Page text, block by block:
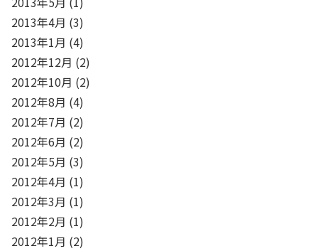
2013年4月 (3)
2013年1月 (4)
2012年12月 (2)
2012年10月 (2)
2012年8月 (4)
2012年7月 (2)
2012年6月 (2)
2012年5月 (3)
2012年4月 (1)
2012年3月 (1)
2012年2月 (1)
2012年1月 (2)